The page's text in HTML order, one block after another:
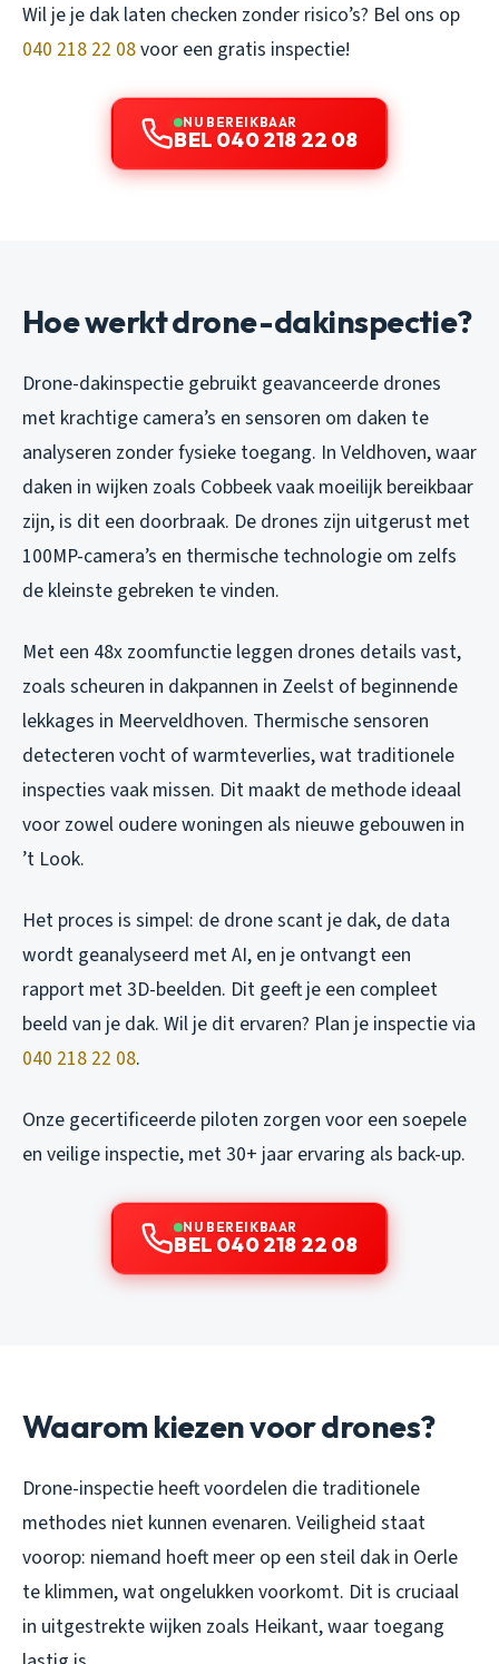
Wil je je dak laten checken zonder risico’s? Bel ons op
040 218 22 08voor een gratis inspectie!
NU BEREIKBAAR
BEL 040 218 22 08
Hoe werkt drone-dakinspectie?
Drone-dakinspectie gebruikt geavanceerde drones
met krachtige camera’s en sensoren om daken te
analyseren zonder fysieke toegang. In Veldhoven, waar
daken in wijken zoals Cobbeek vaak moeilijk bereikbaar
zijn, is dit een doorbraak. De drones zijn uitgerust met
100MP-camera’s en thermische technologie om zelfs
de kleinste gebreken te vinden.
Met een 48x zoomfunctie leggen drones details vast,
zoals scheuren in dakpannen in Zeelst of beginnende
lekkages in Meerveldhoven. Thermische sensoren
detecteren vocht of warmteverlies, wat traditionele
inspecties vaak missen. Dit maakt de methode ideaal
voor zowel oudere woningen als nieuwe gebouwen in
’t Look.
Het proces is simpel: de drone scant je dak, de data
wordt geanalyseerd met AI, en je ontvangt een
rapport met 3D-beelden. Dit geeft je een compleet
beeld van je dak. Wil je dit ervaren? Plan je inspectie via
040 218 22 08.
Onze gecertificeerde piloten zorgen voor een soepele
en veilige inspectie, met 30+ jaar ervaring als back-up.
NU BEREIKBAAR
BEL 040 218 22 08
Waarom kiezen voor drones?
Drone-inspectie heeft voordelen die traditionele
methodes niet kunnen evenaren. Veiligheid staat
voorop: niemand hoeft meer op een steil dak in Oerle
te klimmen, wat ongelukken voorkomt. Dit is cruciaal
in uitgestrekte wijken zoals Heikant, waar toegang